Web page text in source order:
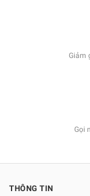
Giảm
Gọi
THÔNG TIN